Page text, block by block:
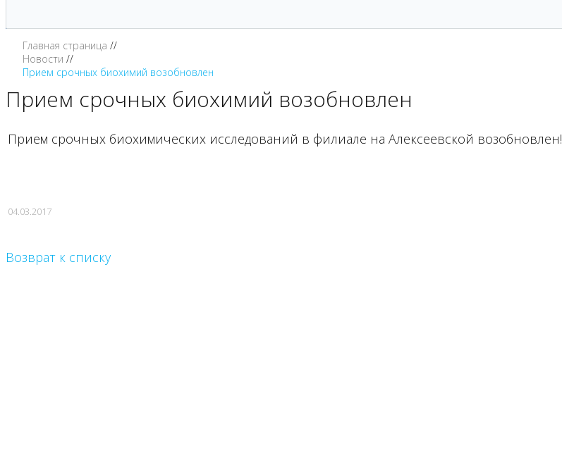
Главная страница
Новости
Прием срочных биохимий возобновлен
Прием срочных биохимий возобновлен
Прием срочных биохимических исследований в филиале на Алексеевской возобновлен!
04.03.2017
Возврат к списку